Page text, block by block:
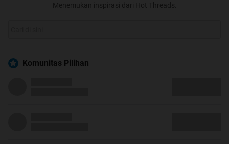
Menemukan inspirasi dari Hot Threads.
Komunitas Pilihan